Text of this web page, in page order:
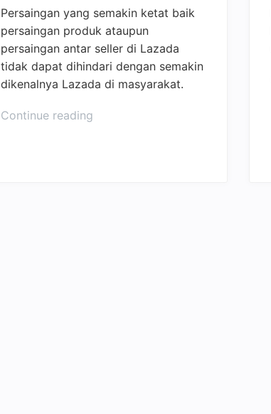
Persaingan yang semakin ketat baik
persaingan produk ataupun
persaingan antar seller di Lazada
tidak dapat dihindari dengan semakin
dikenalnya Lazada di masyarakat.
Continue reading